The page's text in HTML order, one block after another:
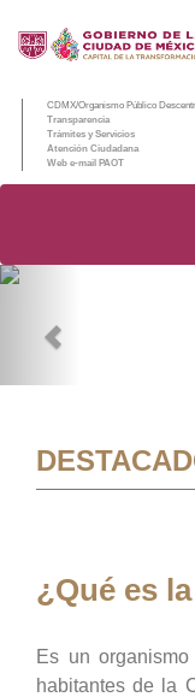
CDMX/Organismo Público
Transparencia
Trámites y Servicios
Atención Ciudadana
Web e-mail PAOT
¿Qué es
Es un
habitantes de la